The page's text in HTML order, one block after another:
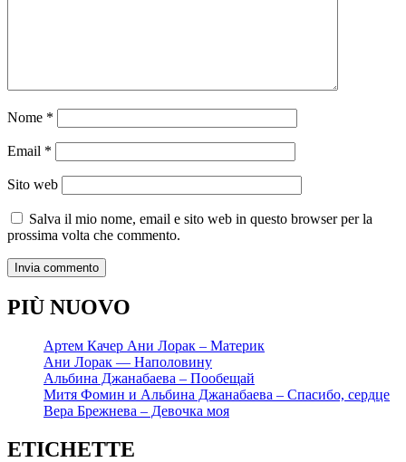
Nome *
Email *
Sito web
Salva il mio nome, email e sito web in questo browser per la
prossima volta che commento.
PIÙ NUOVO
Артем Качер Ани Лорак – Материк
Ани Лорак — Наполовину
Альбина Джанабаева – Пообещай
Митя Фомин и Альбина Джанабаева – Спасибо, сердце
Вера Брежнева – Девочка моя
ETICHETTE